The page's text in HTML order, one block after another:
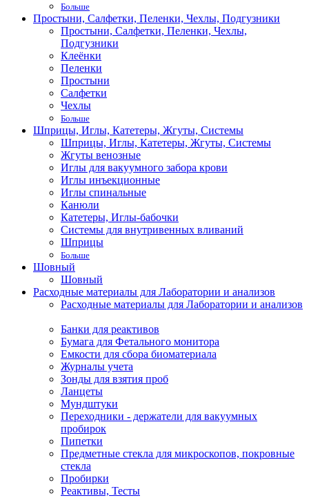
Больше
Простыни, Салфетки, Пеленки, Чехлы, Подгузники
Простыни, Салфетки, Пеленки, Чехлы,
Подгузники
Клеёнки
Пеленки
Простыни
Салфетки
Чехлы
Больше
Шприцы, Иглы, Катетеры, Жгуты, Системы
Шприцы, Иглы, Катетеры, Жгуты, Системы
Жгуты венозные
Иглы для вакуумного забора крови
Иглы инъекционные
Иглы спинальные
Канюли
Катетеры, Иглы-бабочки
Системы для внутривенных вливаний
Шприцы
Больше
Шовный
Шовный
Расходные материалы для Лаборатории и анализов
Расходные материалы для Лаборатории и анализов
Банки для реактивов
Бумага для Фетального монитора
Емкости для сбора биоматериала
Журналы учета
Зонды для взятия проб
Ланцеты
Мундштуки
Переходники - держатели для вакуумных
пробирок
Пипетки
Предметные стекла для микроскопов, покровные
стекла
Пробирки
Реактивы, Тесты